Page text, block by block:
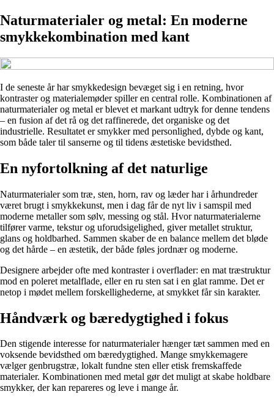
Naturmaterialer og metal: En moderne
smykkekombination med kant
I de seneste år har smykkedesign bevæget sig i en retning, hvor
kontraster og materialemøder spiller en central rolle. Kombinationen af
naturmaterialer og metal er blevet et markant udtryk for denne tendens
– en fusion af det rå og det raffinerede, det organiske og det
industrielle. Resultatet er smykker med personlighed, dybde og kant,
som både taler til sanserne og til tidens æstetiske bevidsthed.
En nyfortolkning af det naturlige
Naturmaterialer som træ, sten, horn, rav og læder har i århundreder
været brugt i smykkekunst, men i dag får de nyt liv i samspil med
moderne metaller som sølv, messing og stål. Hvor naturmaterialerne
tilfører varme, tekstur og uforudsigelighed, giver metallet struktur,
glans og holdbarhed. Sammen skaber de en balance mellem det bløde
og det hårde – en æstetik, der både føles jordnær og moderne.
Designere arbejder ofte med kontraster i overflader: en mat træstruktur
mod en poleret metalflade, eller en ru sten sat i en glat ramme. Det er
netop i mødet mellem forskellighederne, at smykket får sin karakter.
Håndværk og bæredygtighed i fokus
Den stigende interesse for naturmaterialer hænger tæt sammen med en
voksende bevidsthed om bæredygtighed. Mange smykkemagere
vælger genbrugstræ, lokalt fundne sten eller etisk fremskaffede
materialer. Kombinationen med metal gør det muligt at skabe holdbare
smykker, der kan repareres og leve i mange år.